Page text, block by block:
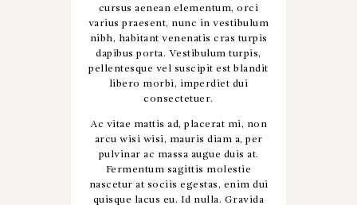
cursus aenean elementum, orci
varius praesent, nunc in vestibulum
nibh, habitant venenatis cras turpis
dapibus porta. Vestibulum turpis,
pellentesque vel suscipit est blandit
libero morbi, imperdiet dui
consectetuer.
Ac vitae mattis ad, placerat mi, non
arcu wisi wisi, mauris diam a, per
pulvinar ac massa augue duis at.
Fermentum sagittis molestie
nascetur at sociis egestas, enim dui
quisque lacus eu. Id nulla. Gravida